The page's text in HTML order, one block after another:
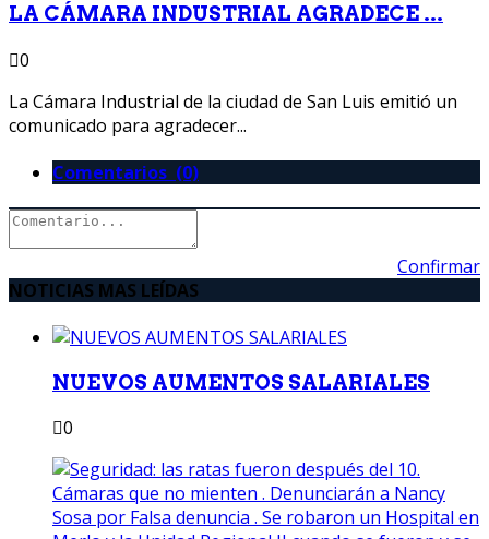
LA CÁMARA INDUSTRIAL AGRADECE ...
0
La Cámara Industrial de la ciudad de San Luis emitió un
comunicado para agradecer...
Comentarios (0)
Confirmar
NOTICIAS MAS LEÍDAS
NUEVOS AUMENTOS SALARIALES
0